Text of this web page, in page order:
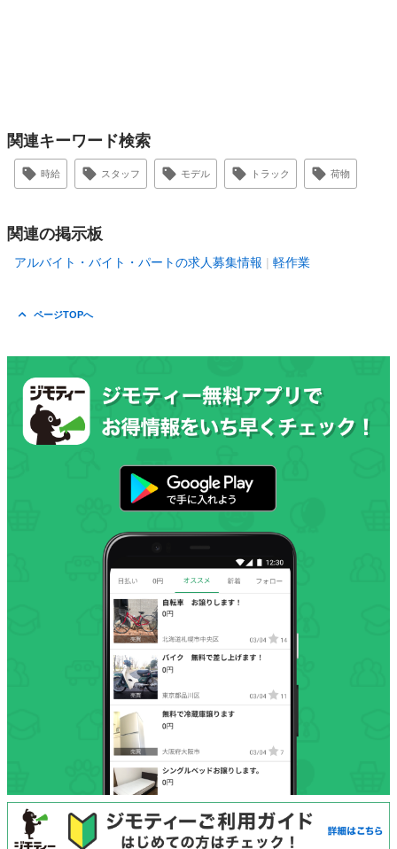
関連キーワード検索
時給 スタッフ モデル トラック 荷物
関連の掲示板
アルバイト・バイト・パートの求人募集情報 軽作業
ページTOPへ